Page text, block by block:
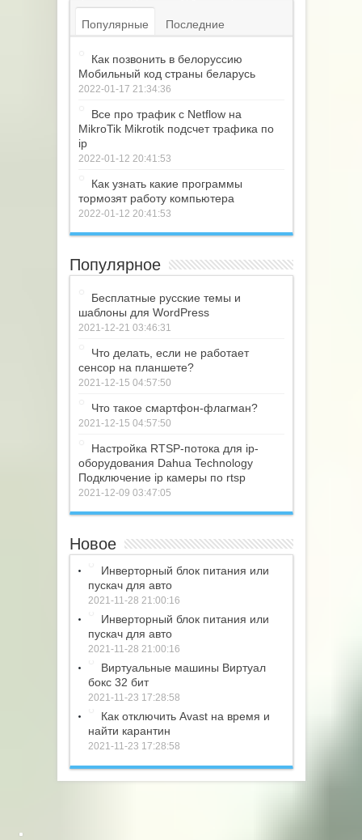
Популярные Последние
Как позвонить в белоруссию
Мобильный код страны беларусь
2022-01-17 21:34:36
Все про трафик с Netflow на
MikroTik Mikrotik подсчет трафика по
ip
2022-01-12 20:41:53
Как узнать какие программы
тормозят работу компьютера
2022-01-12 20:41:53
Популярное
Бесплатные русские темы и
шаблоны для WordPress
2021-12-21 03:46:31
Что делать, если не работает
сенсор на планшете?
2021-12-15 04:57:50
Что такое смартфон-флагман?
2021-12-15 04:57:50
Настройка RTSP-потока для ip-
оборудования Dahua Technology
Подключение ip камеры по rtsp
2021-12-09 03:47:05
Новое
Инверторный блок питания или
пускач для авто
2021-11-28 21:00:16
Инверторный блок питания или
пускач для авто
2021-11-28 21:00:16
Виртуальные машины Виртуал
бокс 32 бит
2021-11-23 17:28:58
Как отключить Avast на время и
найти карантин
2021-11-23 17:28:58